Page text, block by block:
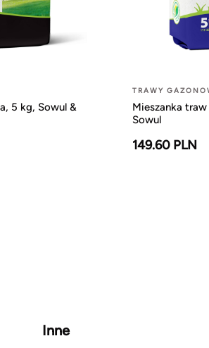
5 kg, Sowul &
TRAWY
Mieszanka
Sowul
149.60 PLN
Inne